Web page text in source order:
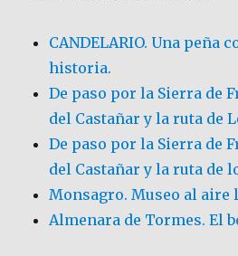
CANDELARIO. Una peña
historia.
De paso por la Sierra de
del Castañar y la ruta de
De paso por la Sierra de
del Castañar y la ruta de
Monsagro. Museo al aire
Almenara de Tormes. El